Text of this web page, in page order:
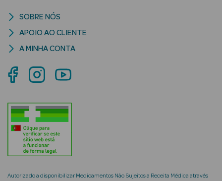
Corpo
Rosto
Solares Bebé e
Autorizado a disponibilizar Medicamentos Não Sujeitos a Receita Médica através
SOBRE NÓS
APOIO AO CLIENTE
A MINHA CONTA